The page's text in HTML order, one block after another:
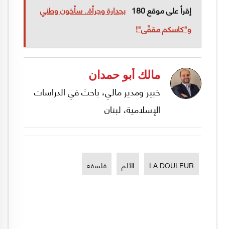
إقرأ على موقع 180
بجدارة وجرأة.. سأخون وطني
و"كاسكم مقفّى"!
مالك أبو حمدان
خبير ومدير مالي، باحث في الدراسات
الإسلامية، لبنان
LA DOULEUR الألم فلسفة